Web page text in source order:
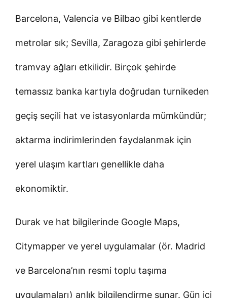
Barcelona, Valencia ve Bilbao gibi kentlerde
metrolar sık; Sevilla, Zaragoza gibi şehirlerde
tramvay ağları etkilidir. Birçok şehirde
temassız banka kartıyla doğrudan turnikeden
geçiş seçili hat ve istasyonlarda mümkündür;
aktarma indirimlerinden faydalanmak için
yerel ulaşım kartları genellikle daha
ekonomiktir.
Durak ve hat bilgilerinde Google Maps,
Citymapper ve yerel uygulamalar (ör. Madrid
ve Barcelona’nın resmi toplu taşıma
uygulamaları) anlık bilgilendirme sunar. Gün içi